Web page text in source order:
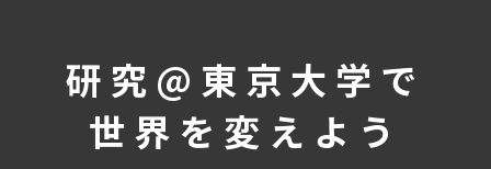
これまでの活動・成果
講義映像
実績と成果
研究@東京大学で
世界を変えよう